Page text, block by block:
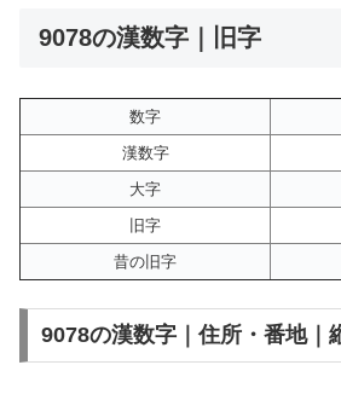
9078の漢数字｜旧字
数字
漢数字
大字
旧字
昔の旧字
9078の漢数字｜住所・番地｜